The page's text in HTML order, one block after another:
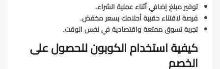
توفير مبلغ إضافي أثناء عملية الشراء.
فرصة لاقتناء حقيبة أحلامك بسعر مخفض.
تجربة تسوق ممتعة واقتصادية في نفس الوقت.
كيفية استخدام الكوبون للحصول على
الخصم